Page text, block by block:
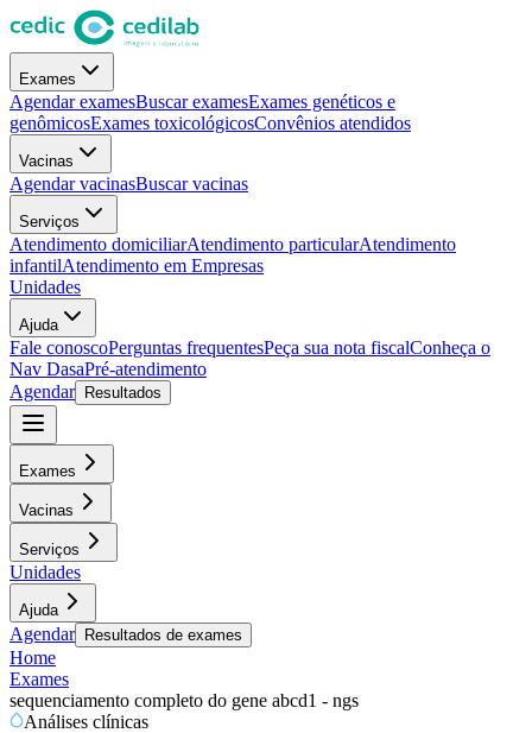
Exames
Agendar examesBuscar examesExames genéticos e
genômicosExames toxicológicosConvênios atendidos
Vacinas
Agendar vacinasBuscar vacinas
Serviços
Atendimento domiciliarAtendimento particularAtendimento
infantilAtendimento em Empresas
Unidades
Ajuda
Fale conoscoPerguntas frequentesPeça sua nota fiscalConheça o
Nav DasaPré-atendimento
Agendar
Resultados
Exames
Vacinas
Serviços
Unidades
Ajuda
Agendar Resultados de exames
Home
Exames
sequenciamento completo do gene abcd1 - ngs
Análises clínicas